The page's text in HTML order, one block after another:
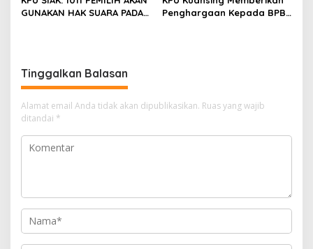
GUNAKAN HAK SUARA PADA
Penghargaan Kepada BPBD
Tinggalkan Balasan
Alamat email Anda tidak akan dipublikasikan. Ruas yang wajib
ditandai *